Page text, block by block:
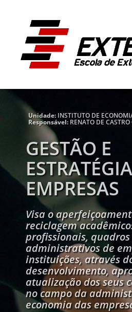
Unidade: INSTITUTO DE
Responsável: RENATO DE
GESTÃO E
EMPRESAS
Visa o
reciclagem
profissionais, quadros
administrativos de
instituições, através
desenvolvimento,
atualização dos seus
no campo da
economia das